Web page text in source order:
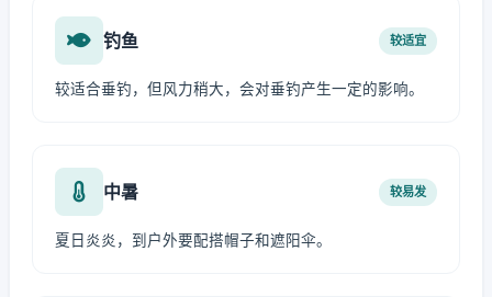
钓鱼 较适宜
较适合垂钓，但风力稍大，会对垂钓产生一定的影响。
中暑 较易发
夏日炎炎，到户外要配搭帽子和遮阳伞。